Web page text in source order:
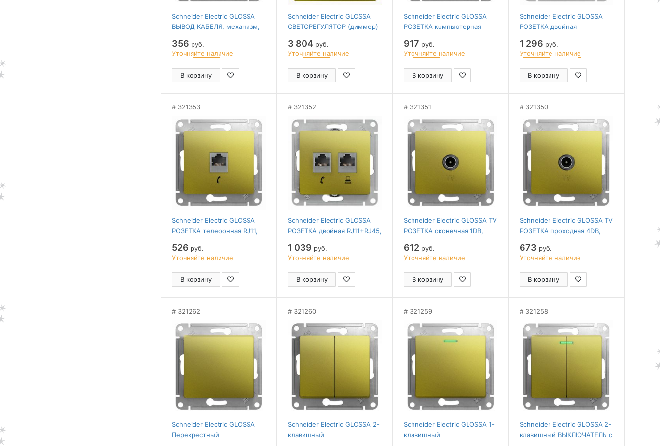
Schneider Electric GLOSSA
ВЫВОД КАБЕЛЯ, механизм,
356 руб.
Уточняйте наличие
В корзину
Schneider Electric GLOSSA
СВЕТОРЕГУЛЯТОР (диммер)
ФИСТАШКОВЫЙ
3 804 руб.
Уточняйте наличие
В корзину
Schneider Electric GLOSSA
РОЗЕТКА компьютерная
ФИСТАШКОВЫЙ
917 руб.
Уточняйте наличие
В корзину
Schneider Electric GLOSSA
РОЗЕТКА двойная
кат.5E, механизм,
ФИСТАШКОВЫЙ
1 296 руб.
Уточняйте наличие
В корзину
321353
Schneider Electric GLOSSA
РОЗЕТКА телефонная RJ11,
526 руб.
Уточняйте наличие
В корзину
321352
Schneider Electric GLOSSA
РОЗЕТКА двойная RJ11+RJ45,
ФИСТАШКОВЫЙ
1 039 руб.
Уточняйте наличие
В корзину
321351
Schneider Electric GLOSSA TV
РОЗЕТКА оконечная 1DB,
612 руб.
Уточняйте наличие
В корзину
321350
Schneider Electric GLOSSA TV
РОЗЕТКА проходная 4DB,
673 руб.
Уточняйте наличие
В корзину
321262
Schneider Electric GLOSSA
Перекрестный
321260
Schneider Electric GLOSSA 2-
клавишный
321259
Schneider Electric GLOSSA 1-
клавишный
321258
Schneider Electric GLOSSA 2-
клавишный ВЫКЛЮЧАТЕЛЬ с